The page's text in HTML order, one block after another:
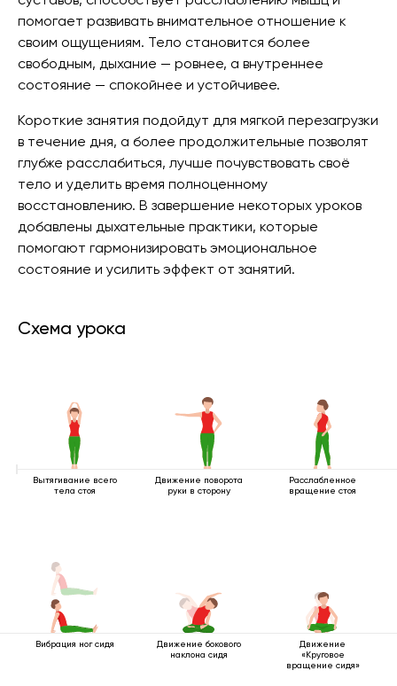
помогает развивать внимательное отношение к
своим ощущениям. Тело становится более
свободным, дыхание — ровнее, а внутреннее
состояние — спокойнее и устойчивее.
Короткие занятия подойдут для мягкой перезагрузки
в течение дня, а более продолжительные позволят
глубже расслабиться, лучше почувствовать своё
тело и уделить время полноценному
восстановлению. В завершение некоторых уроков
добавлены дыхательные практики, которые
помогают гармонизировать эмоциональное
состояние и усилить эффект от занятий.
Схема урока
Вытягивание всего
тела стоя
Движение поворота
руки в сторону
Расслабленное
вращение стоя
Вибрация ног сидя
Движение бокового
наклона сидя
Движение
«Круговое
вращение сидя»